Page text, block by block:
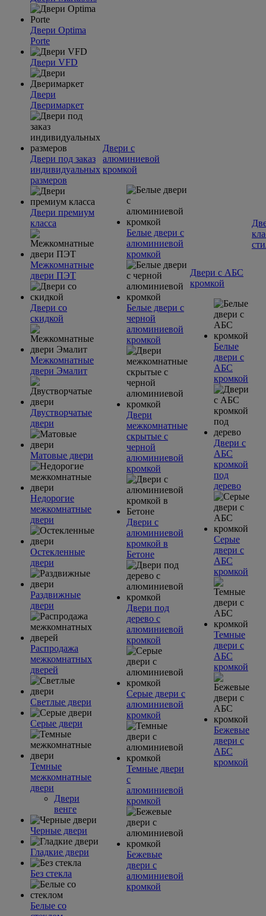
Двери Optima
Porte
Двери VFD
Двери
Дверимаркет
Двери под заказ
индивидуальных
размеров
Двери премиум
класса
Межкомнатные
двери ПЭТ
Двери со
скидкой
Межкомнатные
двери Эмалит
Двустворчатые
двери
Матовые двери
Недорогие
межкомнатные
двери
Остекленные
двери
Раздвижные
двери
Распродажа
межкомнатных
дверей
Светлые двери
Серые двери
Темные
межкомнатные
двери
Двери
венге
Черные двери
Гладкие двери
Без стекла
Белые со
Двери с
алюминиевой
кромкой
Белые двери с
алюминиевой
кромкой
Белые двери с
черной
алюминиевой
кромкой
Двери
межкомнатные
скрытые с
черной
алюминиевой
кромкой
Двери с
алюминиевой
кромкой в
Бетоне
Двери под
дерево с
алюминиевой
кромкой
Серые двери с
алюминиевой
кромкой
Темные двери
с
алюминиевой
кромкой
Бежевые
двери с
алюминиевой
кромкой
Двери с АБС
кромкой
Белые
двери с
АБС
кромкой
Двери с
АБС
кромкой
под
дерево
Серые
двери с
АБС
кромкой
Темные
двери с
АБС
кромкой
Бежевые
двери с
АБС
кромкой